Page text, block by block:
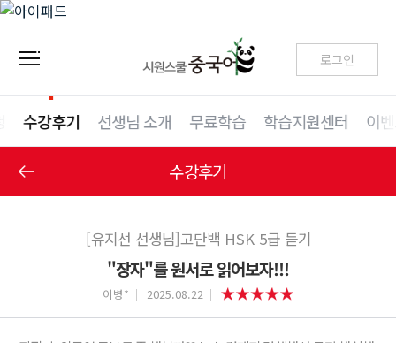
로그인
수강후기 선생님 소개 무료학습 학습지원센터 이
수강후기
[유지선 선생님]고단백 HSK 5급 듣기
"장자"를 원서로 읽어보자!!!
이병* 2025.08.22